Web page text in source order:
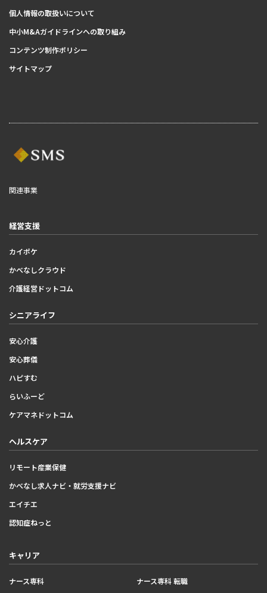
個人情報の取扱いについて
中小M&Aガイドラインへの取り組み
コンテンツ制作ポリシー
サイトマップ
関連事業
経営支援
カイポケ
かべなしクラウド
介護経営ドットコム
シニアライフ
安心介護
安心葬儀
ハピすむ
らいふーど
ケアマネドットコム
ヘルスケア
リモート産業保健
かべなし求人ナビ・就労支援ナビ
エイチエ
認知症ねっと
キャリア
ナース専科 ナース専科 転職